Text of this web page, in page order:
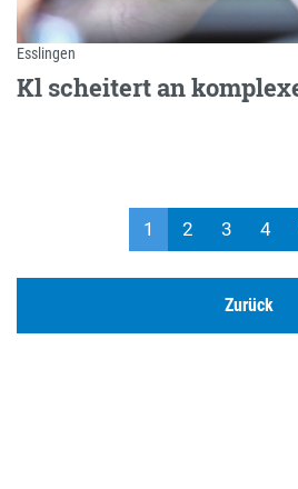
Esslingen
Kl scheitert an
1 2 3 4
Zurück